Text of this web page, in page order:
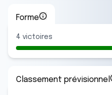
Forme
4 victoires
Classement prévisionnel